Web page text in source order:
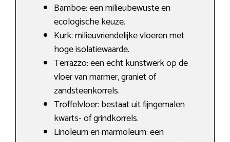
Bamboe: een milieubewuste en
ecologische keuze.
Kurk: milieuvriendelijke vloeren met
hoge isolatiewaarde.
Terrazzo: een echt kunstwerk op de
vloer van marmer, graniet of
zandsteenkorrels.
Troffelvloer: bestaat uit fijngemalen
kwarts- of grindkorrels.
Linoleum en marmoleum: een